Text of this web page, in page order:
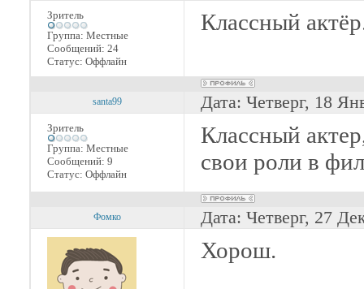
Зритель
Группа: Местные
Сообщений: 24
Статус: Оффлайн
Классный
santa99 Дата: Четверг, 18
Зритель
Группа: Местные
Сообщений: 9
Статус: Оффлайн
Классный
свои роли в
Фомко Дата: Четверг, 27
Хорош.